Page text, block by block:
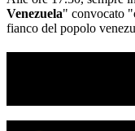
Venezuela" convocato
fianco del popolo